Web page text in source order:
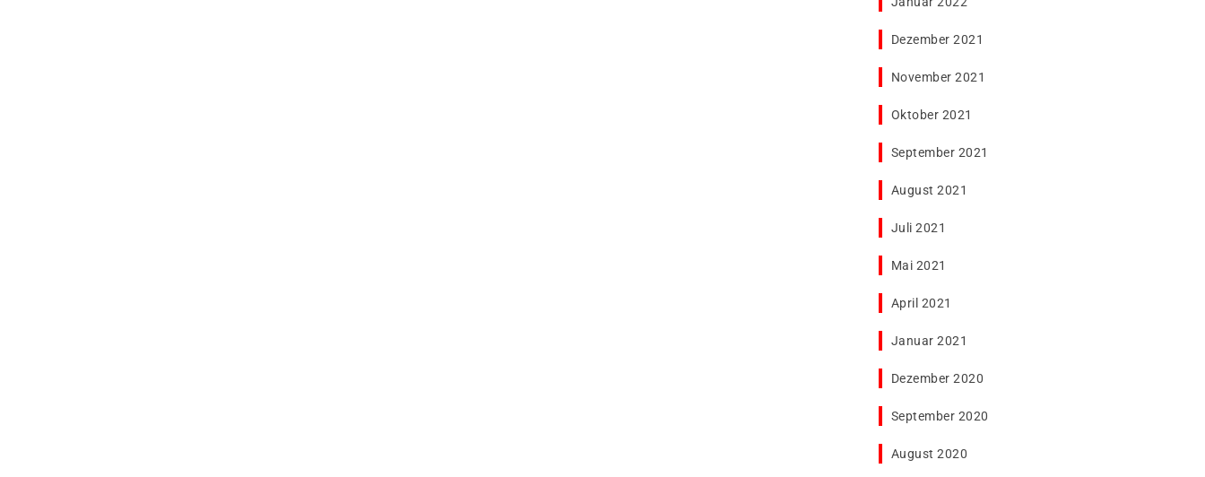
Dezember 2021
November 2021
Oktober 2021
September 2021
August 2021
Juli 2021
Mai 2021
April 2021
Januar 2021
Dezember 2020
September 2020
August 2020